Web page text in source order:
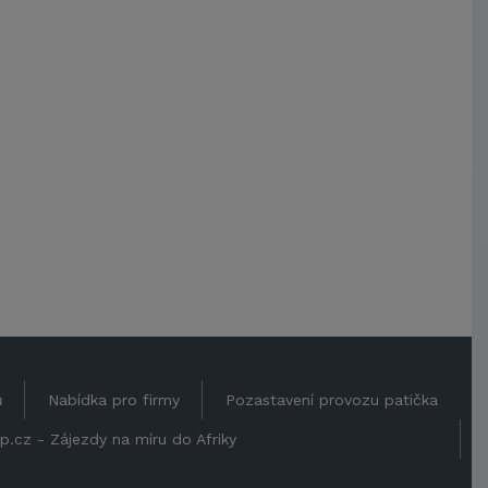
Nabídka pro firmy Pozastavení provozu patička
- Zájezdy na míru do Afriky